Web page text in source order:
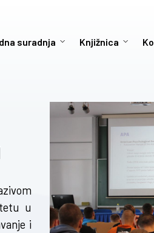
suradnja Knjižnica
u
i